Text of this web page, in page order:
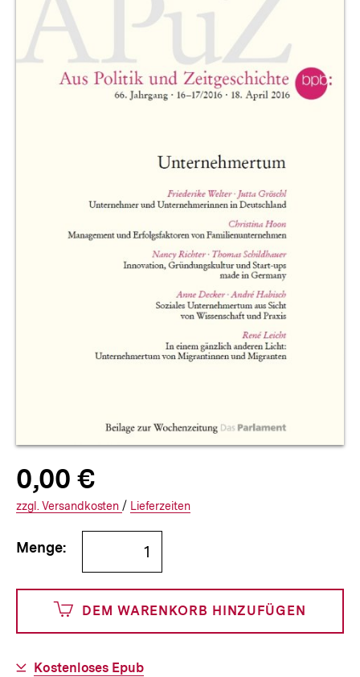
Allgemeine
Informationen
Produktpreis:
0,00 €0
€
und
0
Cents
zuzüglich
Versandkosten
Interner
Informationen
den
zzgl. zuzüglichen
Versandkosten / Interner
Informationen
Lieferzeiten
Bestellmenge
angeben
Menge:
DEM WARENKORB HINZUFÜGEN
Download-
Kostenloses Epub